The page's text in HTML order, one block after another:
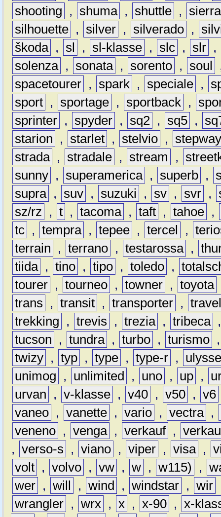
shooting
, shuma , shuttle ,
sierra
silhouette , silver , silverado ,
škoda , sl , sl-klasse , slc , slr ,
solenza , sonata , sorento , soul
spacetourer , spark , speciale ,
sport , sportage , sportback ,
sprinter , spyder , sq2 , sq5 ,
starion
, starlet , stelvio ,
strada , stradale , stream ,
sunny , superamerica , superb ,
supra , suv , suzuki , sv , svr ,
sz/rz
, t , tacoma , taft , tahoe ,
tc , tempra , tepee , tercel ,
terrain
, terrano , testarossa ,
tiida , tino , tipo , toledo ,
tourer , tourneo , towner , toyota
trans
, transit , transporter ,
trekking
, trevis , trezia , tribeca
tucson
, tundra , turbo , turismo
twizy , typ , type , type-r ,
unimog
, unlimited , uno , up ,
urvan
, v-klasse , v40 , v50 , v6
vaneo , vanette , vario , vectra ,
veneno , venga , verkauf ,
, verso-s , viano , viper , visa ,
volt , volvo , vw , w , w115) ,
wer , will , wind , windstar , wir
wrangler , wrx , x , x-90 , x-